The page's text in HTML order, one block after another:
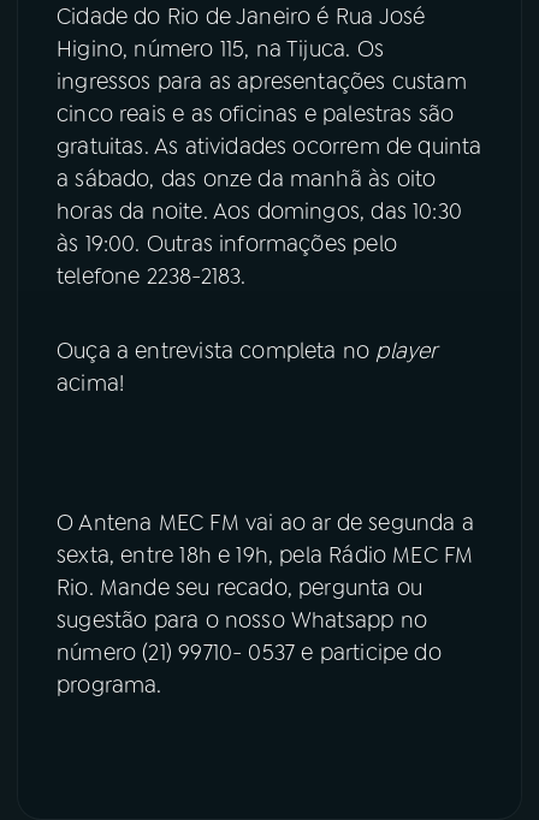
Cidade do Rio de Janeiro é Rua José
Higino, número 115, na Tijuca. Os
ingressos para as apresentações custam
cinco reais e as oficinas e palestras são
gratuitas. As atividades ocorrem de quinta
a sábado, das onze da manhã às oito
horas da noite. Aos domingos, das 10:30
às 19:00. Outras informações pelo
telefone 2238-2183.
Ouça a entrevista completa no player
acima!
O Antena MEC FM vai ao ar de segunda a
sexta, entre 18h e 19h, pela Rádio MEC FM
Rio. Mande seu recado, pergunta ou
sugestão para o nosso Whatsapp no
número (21) 99710- 0537 e participe do
programa.